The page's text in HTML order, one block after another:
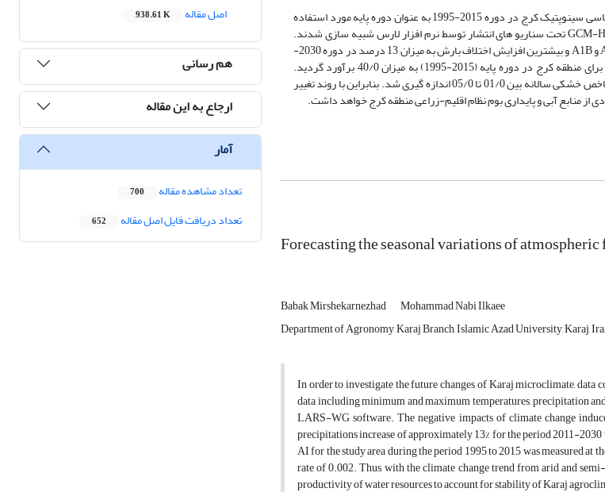
در این تحقیق به منظور بررسی تغییرات آتی خُرد اقلیم منطقه کرج، داده های آب و هوایی ایستگاه هواشناسی سینوپتیک کرج در دوره 2015-1995 به عنوان دوره پایه مورد استفاده
قرار گرفت. داده های روزانه بارش، دمای حداقل و حداکثر و تابش با کمک مدل گردش عمومی GCM-HadCM3 تحت سناریو های انتشار توسط نرم افزار لارس شبیه سازی شدند.
بیشترین افزایش میانگین دمای هوا به میزان 2 درجه سلسیوس در دوره 2065-2046 برای سناریوهای A2 و A1B و بیشترین افزایش اختلاف بارش به میزان 13 درصد در دوره 2030-
2011 برای سناریو A1B تحت اثرات منفی تغییر اقلیم پیش بینی گردید. میانگین شاخص خشکی سالانه برای منطقه کرج در دوره پایه (2015-1995) به میزان 40/0 برآورد گردید.
براساس نتایج رگرسیون خطی در یک دوره 22 ساله، سرعت شاخص خشکی به میزان 002/0 و تغییرات شاخص خشکی سالانه بین 01/0 تا 05/0 اندازه گیری شد. بنابراین با روند تغییر
منابع آبی و پایداری بوم نظام اقلیم-زراعی منطقه کرج خواهد داشت.
Forecasting the seasonal variations of
Babak Mirshekarnezhad
Mohammad Nabi Ilkaee
Department of Agronomy, Karaj Branch, Islamic Azad University, Karaj,
In order to investigate the future changes of Karaj microclimate,
data including minimum and maximum temperatures, precipitation
LARS-WG software. The negative impacts of climate change
precipitations increase of approximately 13% for the period 2011-
AI for the study area during the period 1995 to 2015 was measured at
rate of 0.002. Thus, with the climate change trend from arid and
productivity of water resources to account for stability of Karaj
اصل مقاله
938.61 K
هم رسانی
ارجاع به این مقاله
آمار
تعداد مشاهده مقاله 700
تعداد دریافت فایل اصل مقاله 652